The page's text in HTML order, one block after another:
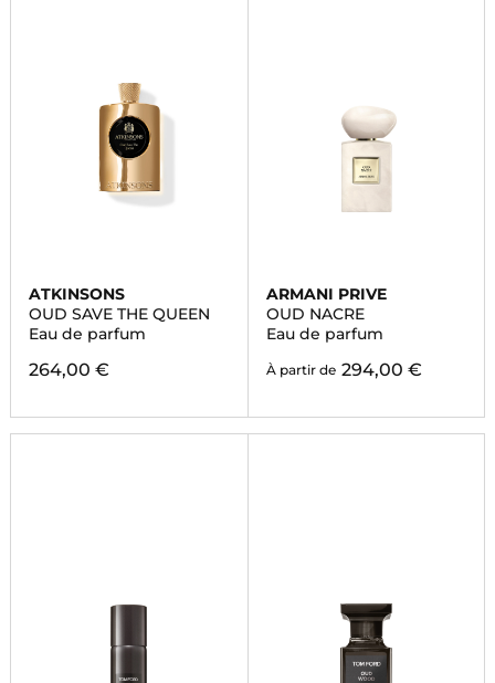
ATKINSONS
OUD SAVE THE QUEEN
Eau de parfum
264,00 €
ARMANI PRIVE
OUD NACRE
Eau de parfum
À partir de 294,00 €